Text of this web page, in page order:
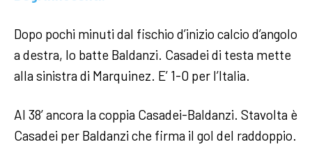
Dopo pochi minuti dal fischio d’inizio calcio d’angolo
a destra, lo batte Baldanzi. Casadei di testa mette
alla sinistra di Marquinez. E’ 1-0 per l’Italia.
Al 38’ ancora la coppia Casadei-Baldanzi. Stavolta è
Casadei per Baldanzi che firma il gol del raddoppio.